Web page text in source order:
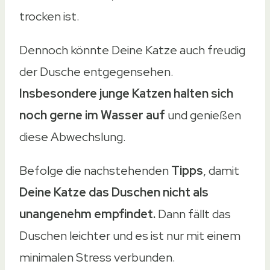
trocken ist.
Dennoch könnte Deine Katze auch freudig
der Dusche entgegensehen.
Insbesondere junge Katzen halten sich
noch gerne im Wasser auf und genießen
diese Abwechslung.
Befolge die nachstehendenTipps, damit
Deine Katze das Duschen nicht als
unangenehm empfindet.Dann fällt das
Duschen leichter und es ist nur mit einem
minimalen Stress verbunden.